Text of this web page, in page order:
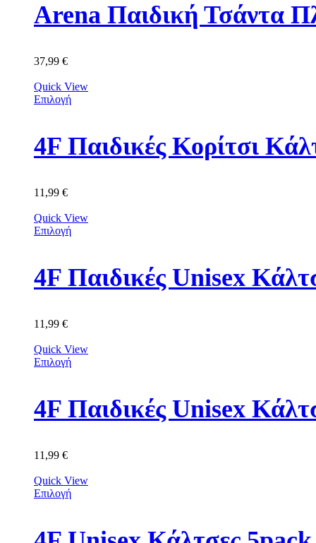
Arena Παιδική Τσάντα
37,99 €
Quick View
Επιλογή
11,99 €
Quick View
Επιλογή
11,99 €
Quick View
Επιλογή
4F Παιδικές Unisex
11,99 €
Quick View
Επιλογή